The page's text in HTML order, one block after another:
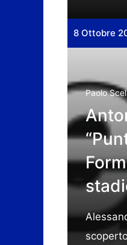
8 Ottobre
Paolo